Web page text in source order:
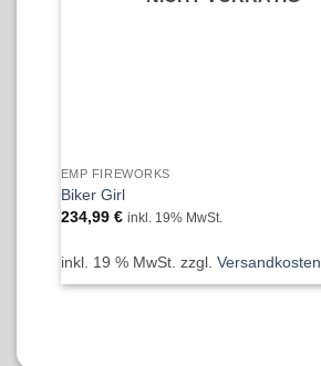
EMP FIREWORKS
Biker Girl
234,99 € inkl. 19% MwSt.
inkl. 19 % MwSt. zzgl. Versandkosten